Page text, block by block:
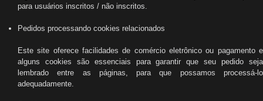
para usuários inscritos / não inscritos.
Pedidos processando cookies relacionados
Este site oferece facilidades de comércio eletrônico ou pagamento e
alguns cookies são essenciais para garantir que seu pedido seja
lembrado entre as páginas, para que possamos processá-lo
adequadamente.